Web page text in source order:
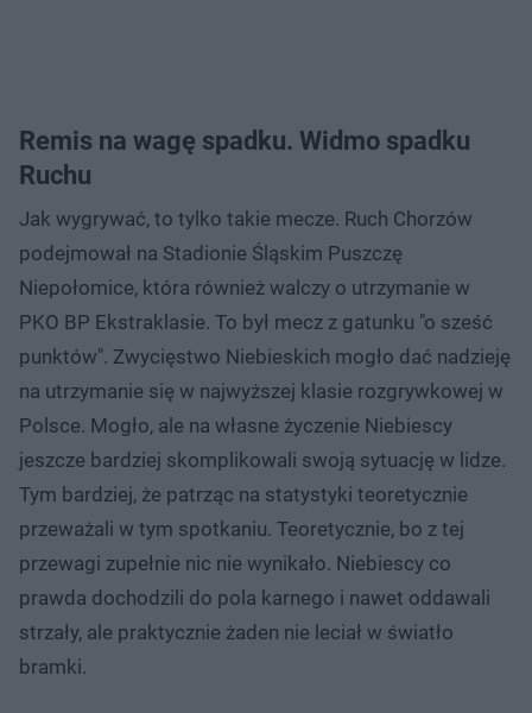
Remis na wagę spadku. Widmo spadku
Ruchu
Jak wygrywać, to tylko takie mecze. Ruch Chorzów
podejmował na Stadionie Śląskim Puszczę
Niepołomice, która również walczy o utrzymanie w
PKO BP Ekstraklasie. To był mecz z gatunku "o sześć
punktów". Zwycięstwo Niebieskich mogło dać nadzieję
na utrzymanie się w najwyższej klasie rozgrywkowej w
Polsce. Mogło, ale na własne życzenie Niebiescy
jeszcze bardziej skomplikowali swoją sytuację w lidze.
Tym bardziej, że patrząc na statystyki teoretycznie
przeważali w tym spotkaniu. Teoretycznie, bo z tej
przewagi zupełnie nic nie wynikało. Niebiescy co
prawda dochodzili do pola karnego i nawet oddawali
strzały, ale praktycznie żaden nie leciał w światło
bramki.